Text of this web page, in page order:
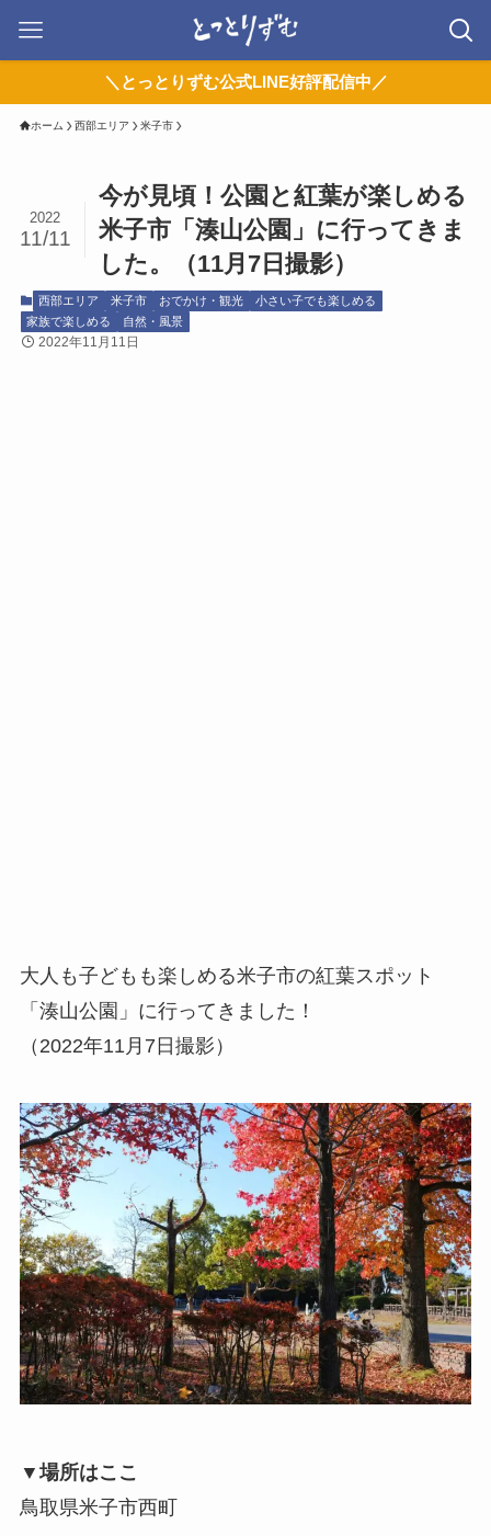
＼とっとりずむ公式LINE好評配信中／
ホーム 西部エリア 米子市
今が見頃！公園と紅葉が楽しめる
米子市「湊山公園」に行ってきま
した。（11月7日撮影）
2022
11/11
西部エリア 米子市 おでかけ・観光
小さい子でも楽しめる
家族で楽しめる
自然・風景
2022年11月11日
大人も子どもも楽しめる米子市の紅葉スポット
「湊山公園」に行ってきました！
（2022年11月7日撮影）
▼場所はここ
鳥取県米子市西町